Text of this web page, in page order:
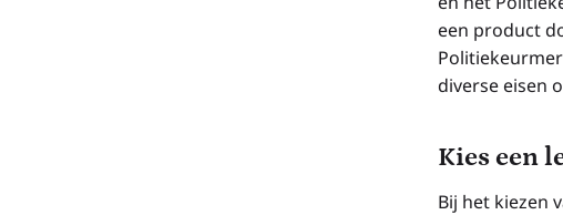
een product
diverse eisen
Kies een
Bij het kiezen